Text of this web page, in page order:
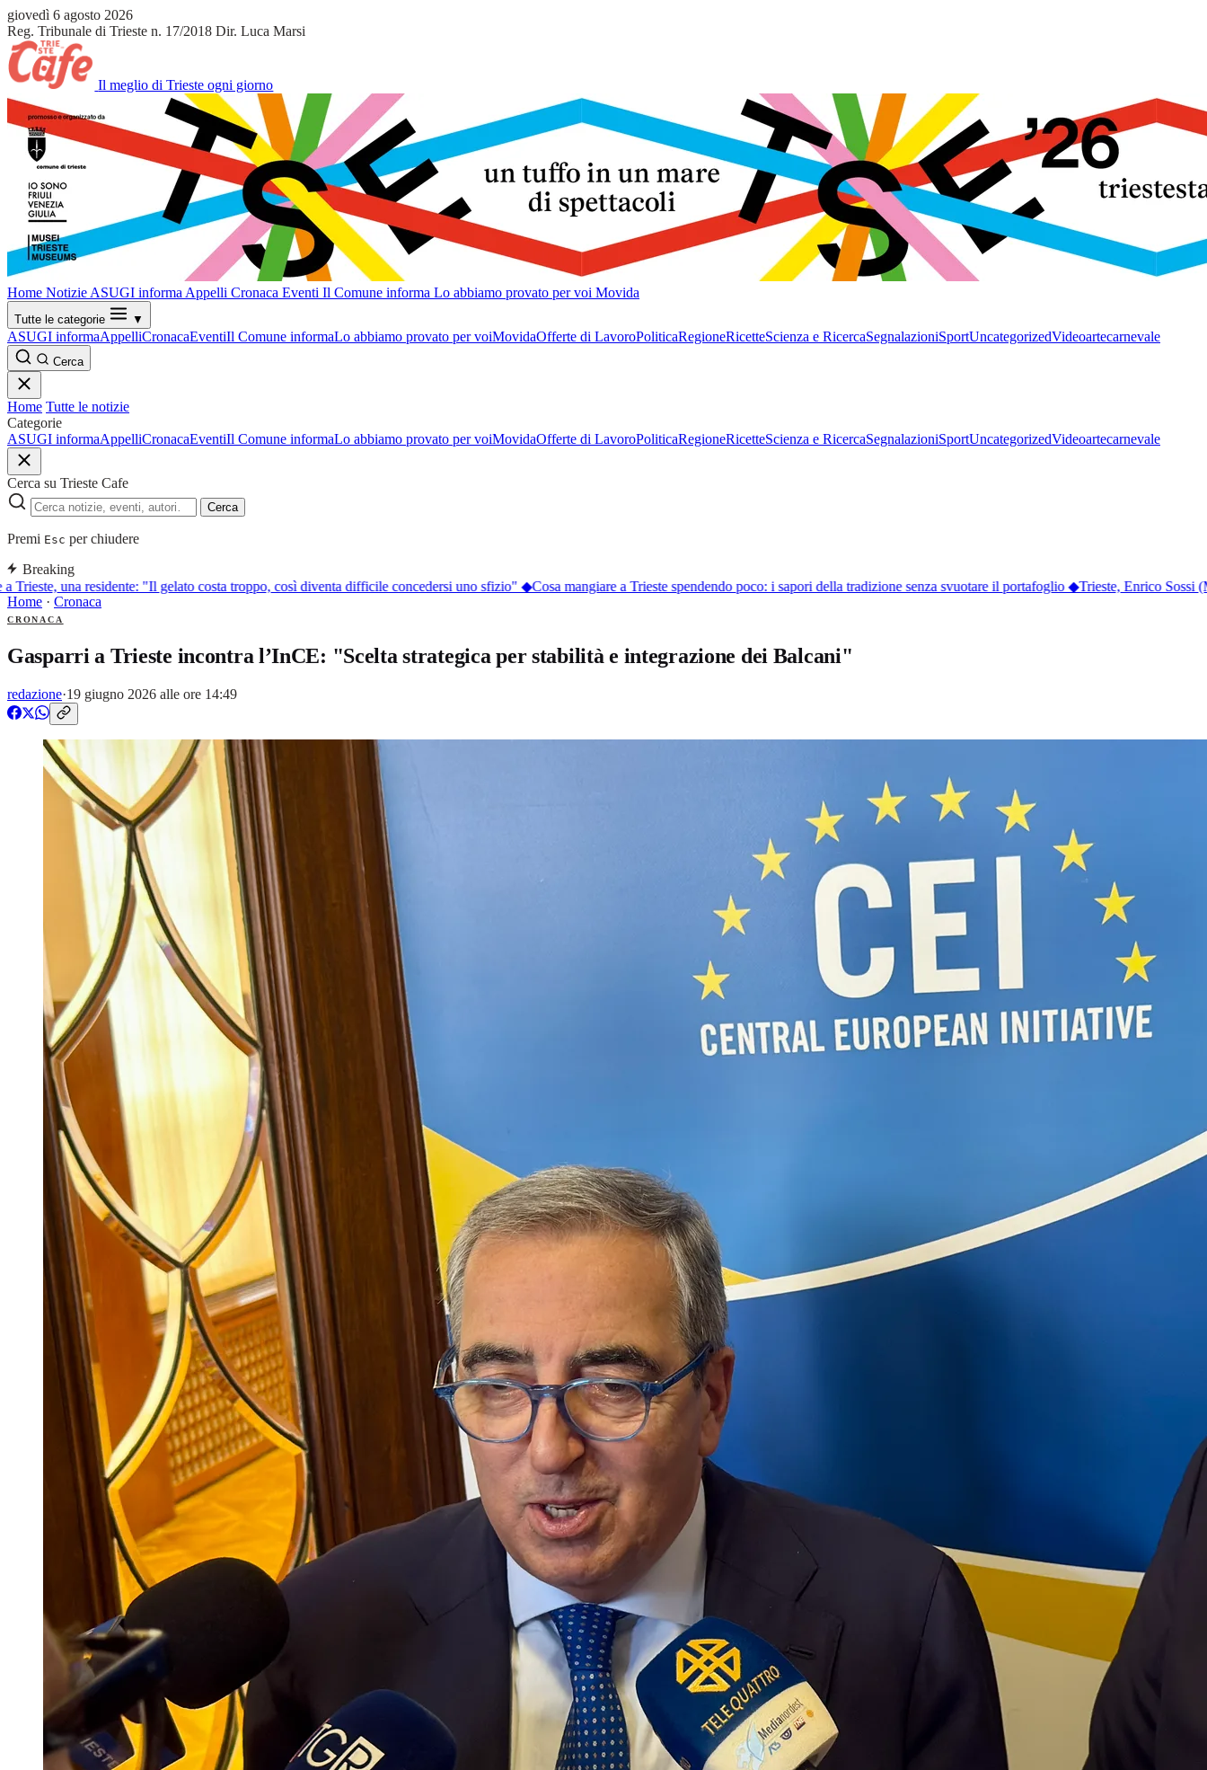
giovedì 6 agosto 2026
Reg. Tribunale di Trieste n. 17/2018 Dir. Luca Marsi
Il meglio di Trieste ogni giorno
Home Notizie ASUGI informa Appelli Cronaca Eventi Il Comune informa Lo abbiamo provato per voi Movida
Tutte le categorie ▼
ASUGI informaAppelliCronacaEventiIl Comune informaLo abbiamo provato per voiMovidaOfferte di LavoroPoliticaRegioneRicetteScienza e RicercaSegnalazioniSportUncategorizedVideoartecarnevale
Cerca
Home Tutte le notizie
Categorie
ASUGI informaAppelliCronacaEventiIl Comune informaLo abbiamo provato per voiMovidaOfferte di LavoroPoliticaRegioneRicetteScienza e RicercaSegnalazioniSportUncategorizedVideoartecarnevale
Cerca su Trieste Cafe
Cerca
Premi Esc per chiudere
Breaking
Trieste, una residente: "Il gelato costa troppo, così diventa difficile concedersi uno sfizio"◆ Cosa mangiare a Trieste spendendo poco: i sapori della tradizione senza svuotare il portafoglio◆Trieste, Enrico Sossi
Home · Cronaca
CRONACA
Gasparri a Trieste incontra l’InCE: "Scelta strategica per stabilità e integrazione dei Balcani"
redazione·19 giugno 2026 alle ore 14:49